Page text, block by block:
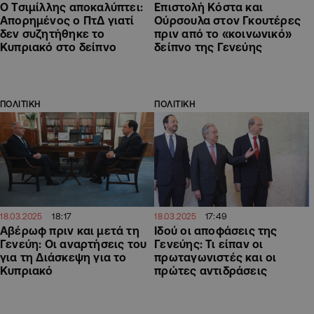
Ο Τσιμίλλης αποκαλύπτει:
Απορημένος ο ΠτΔ γιατί
δεν συζητήθηκε το
Κυπριακό στο δείπνο
Επιστολή Κόστα και
Ούρσουλα στον Γκουτέρες
πριν από το «κοινωνικό»
δείπνο της Γενεύης
ΠΟΛΙΤΙΚΗ
18.03.2025 18:17
Αβέρωφ πριν και μετά τη
Γενεύη: Οι αναρτήσεις του
για τη Διάσκεψη για το
Κυπριακό
ΠΟΛΙΤΙΚΗ
18.03.2025 17:49
Ιδού οι αποφάσεις της
Γενεύης: Τι είπαν οι
πρωταγωνιστές και οι
πρώτες αντιδράσεις